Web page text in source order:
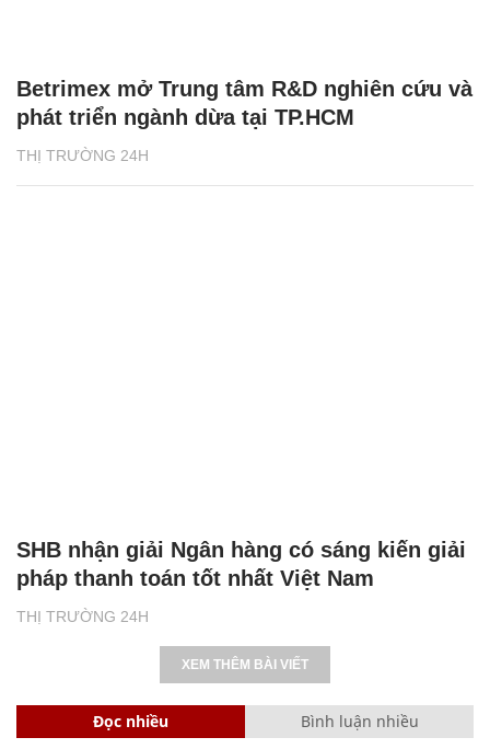
THỊ TRƯỜNG 24H
Betrimex mở Trung tâm R&D nghiên cứu và
phát triển ngành dừa tại TP.HCM
THỊ TRƯỜNG 24H
SHB nhận giải Ngân hàng có sáng kiến giải
pháp thanh toán tốt nhất Việt Nam
XEM THÊM BÀI VIẾT
Đọc nhiều Bình luận nhiều